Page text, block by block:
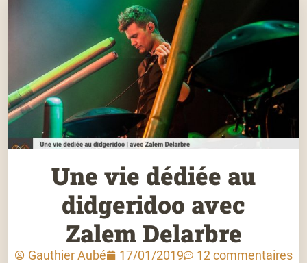
Une vie dédiée au
didgeridoo avec
Zalem Delarbre
Gauthier Aubé 17/01/2019
12 commentaires